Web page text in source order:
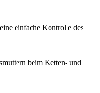
einfache Kontrolle des
beim Ketten- und